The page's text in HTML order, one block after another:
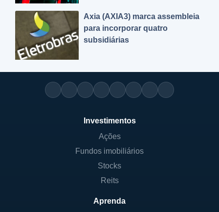
Axia (AXIA3) marca assembleia
para incorporar quatro
subsidiárias
Investimentos
Ações
Fundos imobiliários
Stocks
Reits
Aprenda